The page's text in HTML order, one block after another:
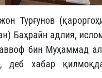
Турғунов
Баҳрайн адлия,
бин Муҳаммад
деб хабар